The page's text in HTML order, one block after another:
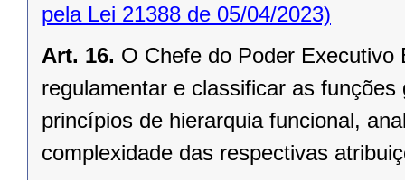
pela Lei 21388 de 05/04/2023)
Art. 16. O Chefe do Poder Executivo
regulamentar e classificar as
princípios de hierarquia funcional,
complexidade das respectivas